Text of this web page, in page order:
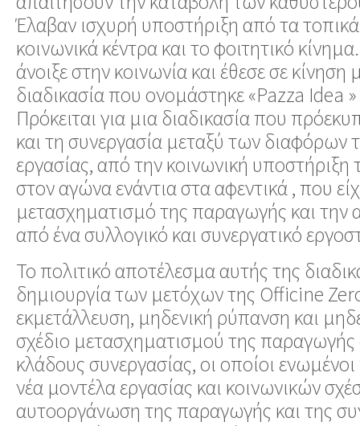
Έλαβαν ισχυρή υποστήριξη από τα
κοινωνικά κέντρα και το φοιτητικό
άνοιξε στην κοινωνία και έθεσε σε κίνηση
διαδικασία που ονομάστηκε «Pazza Idea »
Πρόκειται για μια διαδικασία που
και τη συνεργασία μεταξύ των διαφόρων
εργασίας, από την κοινωνική
στον αγώνα ενάντια στα αφεντικά , που
μετασχηματισμό της παραγωγής και την
από ένα συλλογικό και συνεργατικό
Το πολιτικό αποτέλεσμα αυτής της
δημιουργία των μετόχων της Officine
εκμετάλλευση, μηδενική ρύπανση και
σχέδιο μετασχηματισμού της παραγωγής
κλάδους συνεργασίας, οι οποίοι
νέα μοντέλα εργασίας και κοινωνικών
αυτοοργάνωση της παραγωγής και της